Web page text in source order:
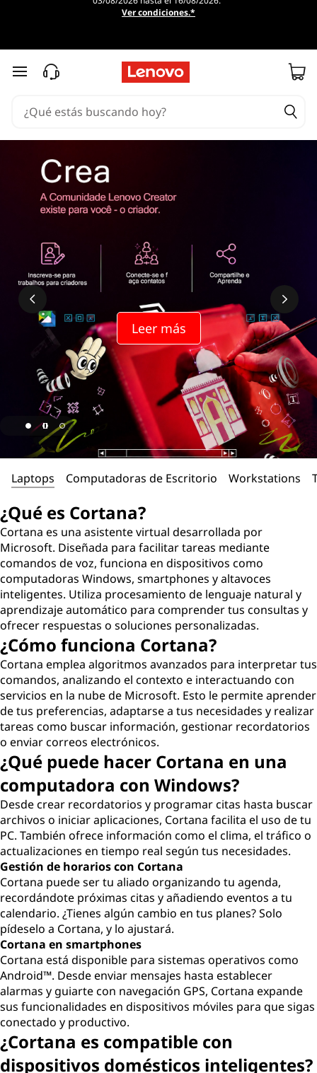
Ver condiciones.*
Ir al contenido principal
Leer más
Laptops Computadoras de Escritorio Workstations
¿Qué es Cortana?
Cortana es una asistente virtual desarrollada por
Microsoft. Diseñada para facilitar tareas mediante
comandos de voz, funciona en dispositivos como
computadoras Windows, smartphones y altavoces
inteligentes. Utiliza procesamiento de lenguaje natural y
aprendizaje automático para comprender tus consultas y
ofrecer respuestas o soluciones personalizadas.
¿Cómo funciona Cortana?
Cortana emplea algoritmos avanzados para interpretar tus
comandos, analizando el contexto e interactuando con
servicios en la nube de Microsoft. Esto le permite aprender
de tus preferencias, adaptarse a tus necesidades y realizar
tareas como buscar información, gestionar recordatorios
o enviar correos electrónicos.
¿Qué puede hacer Cortana en una
computadora con Windows?
Desde crear recordatorios y programar citas hasta buscar
archivos o iniciar aplicaciones, Cortana facilita el uso de tu
PC. También ofrece información como el clima, el tráfico o
actualizaciones en tiempo real según tus necesidades.
Gestión de horarios con Cortana
Cortana puede ser tu aliado organizando tu agenda,
recordándote próximas citas y añadiendo eventos a tu
calendario. ¿Tienes algún cambio en tus planes? Solo
pídeselo a Cortana, y lo ajustará.
Cortana en smartphones
Cortana está disponible para sistemas operativos como
Android™. Desde enviar mensajes hasta establecer
alarmas y guiarte con navegación GPS, Cortana expande
sus funcionalidades en dispositivos móviles para que sigas
conectado y productivo.
¿Cortana es compatible con
dispositivos domésticos inteligentes?